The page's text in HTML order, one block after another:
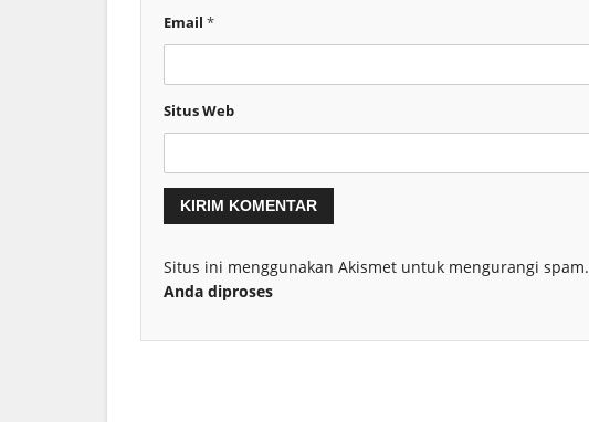
Email *
Situs Web
Situs ini menggunakan Akismet untuk mengurangi spam.
Anda diproses